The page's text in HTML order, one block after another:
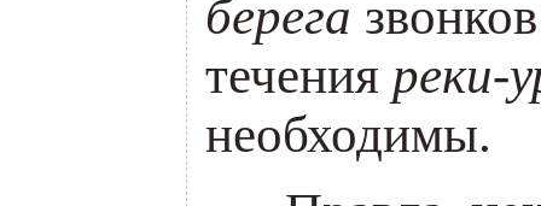
берега
течения реки-
необходимы.